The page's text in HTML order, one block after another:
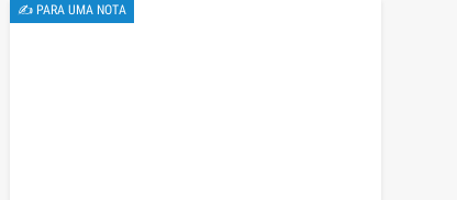
✍ PARA UMA NOTA